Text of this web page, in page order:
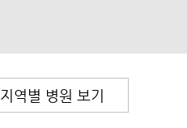
지역별 병원 보기